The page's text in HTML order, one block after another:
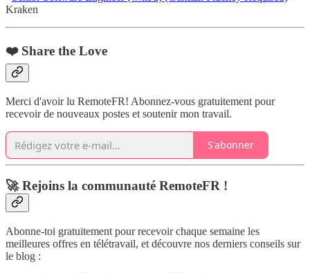
Kraken
❤️ Share the Love
Merci d'avoir lu RemoteFR! Abonnez-vous gratuitement pour
recevoir de nouveaux postes et soutenir mon travail.
S'abonner
🚀 Rejoins la communauté RemoteFR !
Abonne-toi gratuitement pour recevoir chaque semaine les
meilleures offres en télétravail, et découvre nos derniers conseils sur
le blog :